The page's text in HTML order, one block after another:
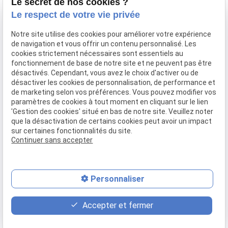
69160 Tassin la Demi-
Lune
09:00-12:00,
Accueil
Qui sommes-nous
Nos biens
Prix immobilier
Confier mon bien
Rejoignez-nous
Contact
place
Plan d'accès
contact_page
Contact
phone
04 37 28 61 56
Le secret de nos cookies ?
Le respect de votre vie privée
Notre site utilise des cookies pour améliorer votre expérience
de navigation et vous offrir un contenu personnalisé. Les
cookies strictement nécessaires sont essentiels au
fonctionnement de base de notre site et ne peuvent pas être
désactivés. Cependant, vous avez le choix d'activer ou de
désactiver les cookies de personnalisation, de performance et
de marketing selon vos préférences. Vous pouvez modifier vos
paramètres de cookies à tout moment en cliquant sur le lien
'Gestion des cookies' situé en bas de notre site. Veuillez noter
que la désactivation de certains cookies peut avoir un impact
sur certaines fonctionnalités du site.
Continuer sans accepter
Personnaliser
Accepter et fermer